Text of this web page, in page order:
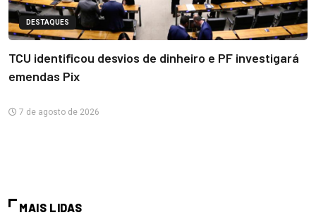
DESTAQUES
TCU identificou desvios de dinheiro e PF investigará
emendas Pix
7 de agosto de 2026
MAIS LIDAS